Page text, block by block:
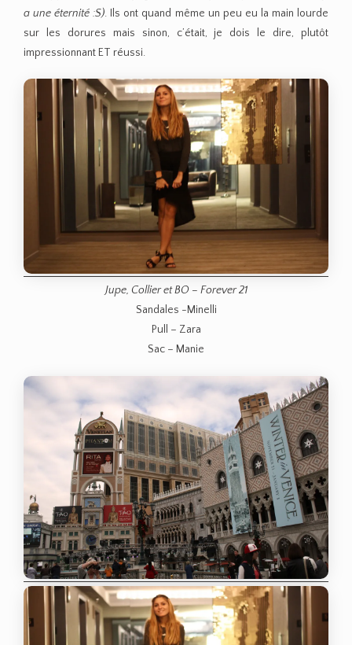
a une éternité :S). Ils ont quand même un peu eu la main lourde
sur les dorures mais sinon, c’était, je dois le dire, plutôt
impressionnant ET réussi.
Jupe, Collier et BO – Forever 21
Sandales -Minelli
Pull – Zara
Sac – Manie